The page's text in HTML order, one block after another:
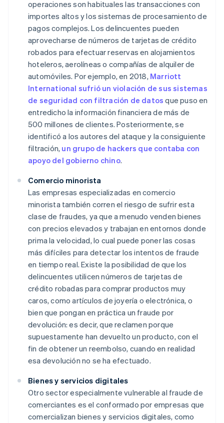
operaciones son habituales las transacciones con
importes altos y los sistemas de procesamiento de
pagos complejos. Los delincuentes pueden
aprovecharse de números de tarjetas de crédito
robados para efectuar reservas en alojamientos
hoteleros, aerolíneas o compañías de alquiler de
automóviles. Por ejemplo, en 2018, Marriott
International sufrió un violación de sus sistemas
de seguridad con filtración de datos que puso en
entredicho la información financiera de más de
500 millones de clientes. Posteriormente, se
identificó a los autores del ataque y la consiguiente
filtración, un grupo de hackers que contaba con
apoyo del gobierno chino.
Comercio minorista
Las empresas especializadas en comercio
minorista también corren el riesgo de sufrir esta
clase de fraudes, ya que a menudo venden bienes
con precios elevados y trabajan en entornos donde
prima la velocidad, lo cual puede poner las cosas
más difíciles para detectar los intentos de fraude
en tiempo real. Existe la posibilidad de que los
delincuentes utilicen números de tarjetas de
crédito robadas para comprar productos muy
caros, como artículos de joyería o electrónica, o
bien que pongan en práctica un fraude por
devolución: es decir, que reclamen porque
supuestamente han devuelto un producto, con el
fin de obtener un reembolso, cuando en realidad
esa devolución no se ha efectuado.
Bienes y servicios digitales
Otro sector especialmente vulnerable al fraude de
comerciantes es el conformado por empresas que
comercializan bienes y servicios digitales, como